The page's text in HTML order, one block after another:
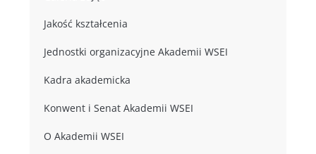
Jakość kształcenia
Jednostki organizacyjne Akademii WSEI
Kadra akademicka
Konwent i Senat Akademii WSEI
O Akademii WSEI